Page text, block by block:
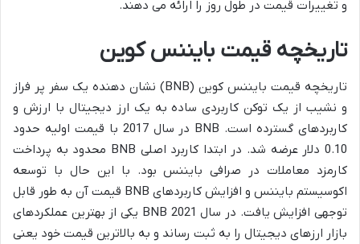
و تغییرات قیمت در طول روز را ارائه می دهند.
تاریخچه قیمت بایننس کوین
تاریخچه قیمت بایننس کوین (BNB) نشان دهنده یک سفر پر فراز
و نشیب از یک توکن کاربردی ساده به یک ارز دیجیتال با ارزش و
کاربردهای گسترده است. BNB در سال 2017 با قیمت اولیه حدود
0.10 دلار عرضه شد. در ابتدا کاربرد اصلی BNB محدود به پرداخت
کارمزد معاملات در صرافی بایننس بود. با این حال با توسعه
اکوسیستم بایننس و افزایش کاربردهای BNB قیمت آن به طور قابل
توجهی افزایش یافت. در سال 2021 BNB یکی از بهترین عملکردهای
بازار ارزهای دیجیتال را به ثبت رساند و به بالاترین قیمت خود یعنی